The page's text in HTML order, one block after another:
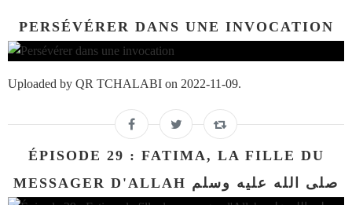
PERSÉVÉRER DANS UNE INVOCATION
Uploaded by QR TCHALABI on 2022-11-09.
ÉPISODE 29 : FATIMA, LA FILLE DU
MESSAGER D'ALLAH صلى الله عليه وسلم